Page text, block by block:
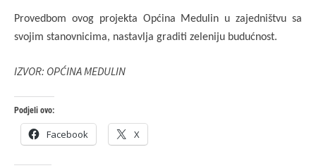
Provedbom ovog projekta Općina Medulin u zajedništvu sa
svojim stanovnicima, nastavlja graditi zeleniju budućnost.
IZVOR: OPĆINA MEDULIN
Podjeli ovo:
Facebook X